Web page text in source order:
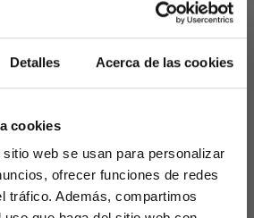
Detalles Acerca de las cookies
cookies
web se usan para personalizar
ofrecer funciones de redes
tráfico. Además, compartimos
es esencial para el éxito
negocio,
las pequeñas y medianas
las herramientas más
esta fidelización es el
artículo, exploraremos
para empresas